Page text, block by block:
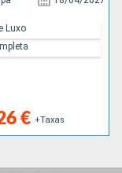
€ +Taxas
Luxo